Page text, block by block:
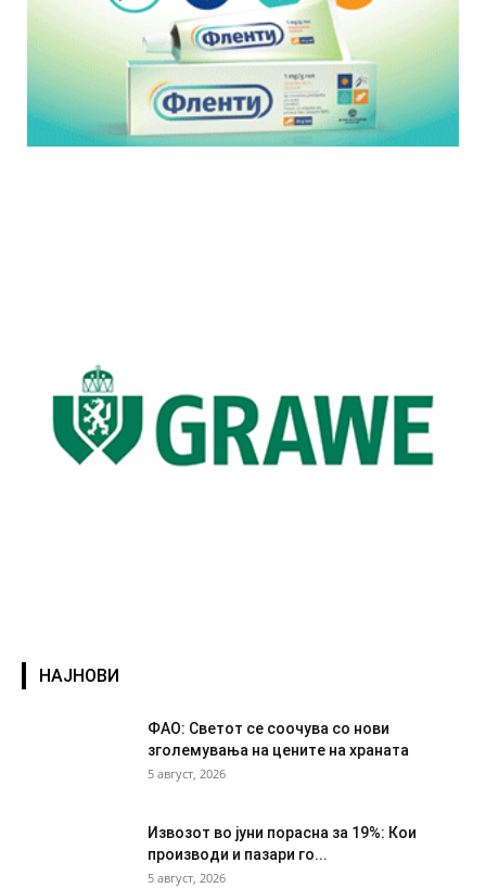
НАЈНОВИ
ФАО: Светот се соочува со нови
зголемувања на цените на храната
5 август, 2026
Извозот во јуни порасна за 19%: Кои
производи и пазари го...
5 август, 2026